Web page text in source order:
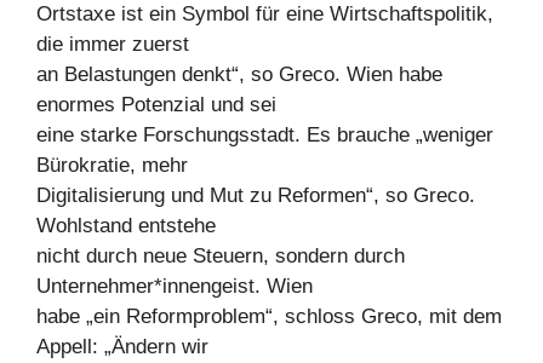
Ortstaxe ist ein Symbol für eine Wirtschaftspolitik,
die immer zuerst
an Belastungen denkt“, so Greco. Wien habe
enormes Potenzial und sei
eine starke Forschungsstadt. Es brauche „weniger
Bürokratie, mehr
Digitalisierung und Mut zu Reformen“, so Greco.
Wohlstand entstehe
nicht durch neue Steuern, sondern durch
Unternehmer*innengeist. Wien
habe „ein Reformproblem“, schloss Greco, mit dem
Appell: „Ändern wir